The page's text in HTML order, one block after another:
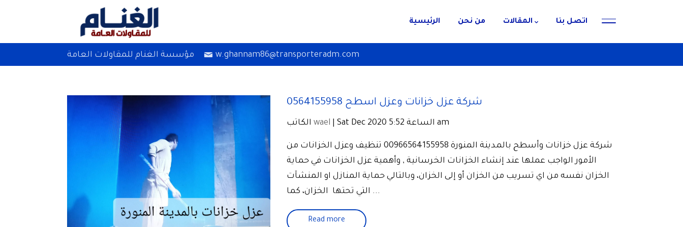
الرئيسية من نحن المقالات اتصل بنا
مؤسسة الغنام للمقاولات العامة w.ghannam86@transporteradm.com
شركة عزل خزانات وعزل اسطح 0564155958
wael | Sat Dec 2020 الساعة 5:52 am
شركة عزل خزانات وأسطح بالمدينة المنورة 00966564155958 تنظيف وعزل الخزانات من
الأمور الواجب عملها عند إنشاء الخزانات الخرسانية , وأهمية عزل الخزانات في حماية
الخزان نفسه من اي تسريب من الخزان أو إلى الخزان، وبالتالي حماية المنازل او المنشآت
التي تحتها الخزان، كما...
Read more